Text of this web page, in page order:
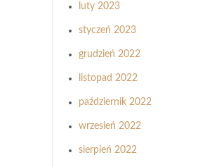
luty 2023
styczeń 2023
grudzień 2022
listopad 2022
październik 2022
wrzesień 2022
sierpień 2022